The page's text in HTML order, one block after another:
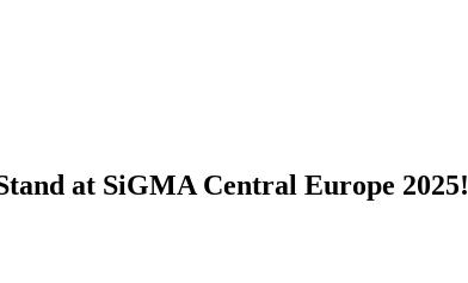
at SiGMA Central Europe 2025!